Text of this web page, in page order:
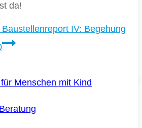
da!
Baustellenreport IV: Begehung
Beratung